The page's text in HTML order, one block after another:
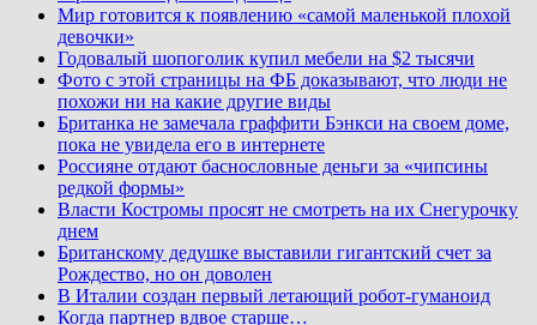
Мир готовится к появлению «самой маленькой плохой
девочки»
Годовалый шопоголик купил мебели на $2 тысячи
Фото с этой страницы на ФБ доказывают, что люди не
похожи ни на какие другие виды
Британка не замечала граффити Бэнкси на своем доме,
пока не увидела его в интернете
Россияне отдают баснословные деньги за «чипсины
редкой формы»
Власти Костромы просят не смотреть на их Снегурочку
днем
Британскому дедушке выставили гигантский счет за
Рождество, но он доволен
В Италии создан первый летающий робот-гуманоид
Когда партнер вдвое старше…